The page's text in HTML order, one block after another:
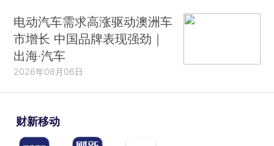
电动汽车需求高涨驱动澳洲车
市增长 中国品牌表现强劲｜
出海·汽车
2026年08月06日
财新移动